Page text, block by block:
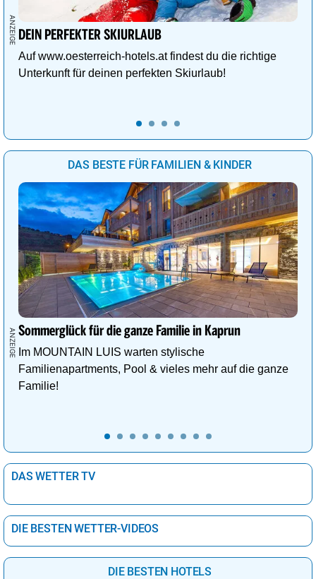
DEIN PERFEKTER SKIURLAUB
Auf www.oesterreich-hotels.at findest du die richtige
Unterkunft für deinen perfekten Skiurlaub!
DAS BESTE FÜR FAMILIEN & KINDER
Sommerglück für die ganze Familie in Kaprun
Im MOUNTAIN LUIS warten stylische
Familienapartments, Pool & vieles mehr auf die ganze
Familie!
DAS WETTER TV
DIE BESTEN WETTER-VIDEOS
DIE BESTEN HOTELS